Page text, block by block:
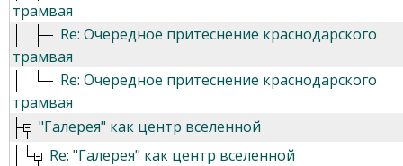
трамвая
Re: Очередное притеснение краснодарского
трамвая
Re: Очередное притеснение краснодарского
трамвая
"Галерея" как центр вселенной
Re: "Галерея" как центр вселенной